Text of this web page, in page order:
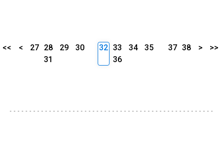
<< < 27 28 29
30
31
32 33 34
35
36
37 38 > >>